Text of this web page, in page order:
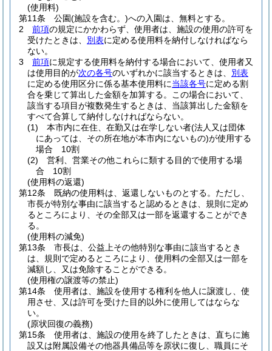
(使用料)
第11条
公園(施設を含む。)への入園は、無料とする。
2
前項の規定にかかわらず、使用者は、施設の使用の許可を
受けたときは、 別表に定める使用料を納付しなければなら
ない。
3
前項に規定する使用料を納付する場合において、使用者又
は使用目的が次の各号のいずれかに該当するときは、 別表
に定める使用区分に係る基本使用料に当該各号に定める割
合を乗じて算出した金額を加算する。
この場合において、
該当する項目が複数発生するときは、当該算出した金額を
すべて合算して納付しなければならない。
(1)
本市内に在住、在勤又は在学しない者(法人又は団体
にあっては、その所在地が本市内にないもの)が使用する
場合 10割
(2)
営利、営業その他これらに類する目的で使用する場
合 10割
(使用料の返還)
第12条
既納の使用料は、返還しないものとする。 ただし、
市長が特別な事由に該当すると認めるときは、規則に定め
るところにより、その全部又は一部を返還することができ
る。
(使用料の減免)
第13条
市長は、公益上その他特別な事由に該当するとき
は、規則で定めるところにより、使用料の全部又は一部を
減額し、又は免除することができる。
(使用権の譲渡等の禁止)
第14条
使用者は、施設を使用する権利を他人に譲渡し、使
用させ、又は許可を受けた目的以外に使用してはならな
い。
(原状回復の義務)
第15条
使用者は、施設の使用を終了したときは、直ちに施
設又は附属設備その他器具備品等を原状に復し、職員にそ